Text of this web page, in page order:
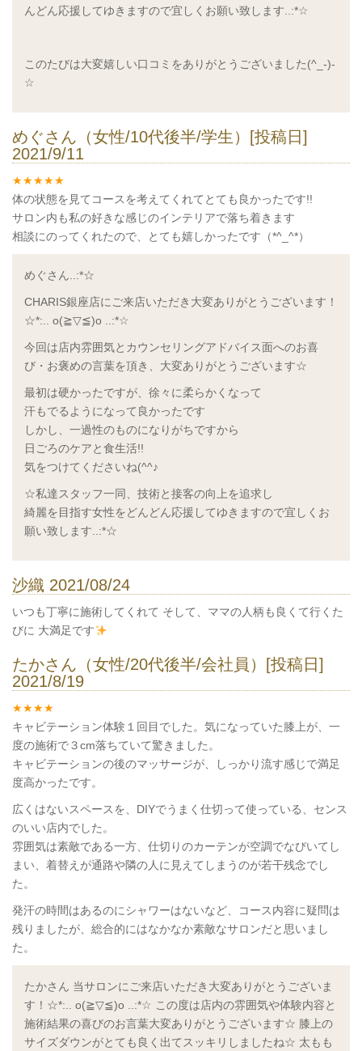
んどん応援してゆきますので宜しくお願い致します..:*☆
このたびは大変嬉しい口コミをありがとうございました(^_-)-
☆
めぐさん（女性/10代後半/学生）[投稿日]
2021/9/11
体の状態を見てコースを考えてくれてとても良かったです!!
サロン内も私の好きな感じのインテリアで落ち着きます
相談にのってくれたので、とても嬉しかったです（*^_^*）
めぐさん..:*☆
CHARIS銀座店にご来店いただき大変ありがとうございます！
☆*:.. o(≧▽≦)o ..:*☆
今回は店内雰囲気とカウンセリングアドバイス面へのお喜
び・お褒めの言葉を頂き、大変ありがとうございます☆
最初は硬かったですが、徐々に柔らかくなって
汗もでるようになって良かったです
しかし、一過性のものになりがちですから
日ごろのケアと食生活!!
気をつけてくださいね(^^♪
☆私達スタッフ一同、技術と接客の向上を追求し
綺麗を目指す女性をどんどん応援してゆきますので宜しくお
願い致します..:*☆
沙織 2021/08/24
いつも丁寧に施術してくれて そして、ママの人柄も良くて行くた
びに 大満足です
たかさん（女性/20代後半/会社員）[投稿日]
2021/8/19
キャビテーション体験１回目でした。気になっていた膝上が、一
度の施術で３cm落ちていて驚きました。
キャビテーションの後のマッサージが、しっかり流す感じで満足
度高かったです。
広くはないスペースを、DIYでうまく仕切って使っている、センス
のいい店内でした。
雰囲気は素敵である一方、仕切りのカーテンが空調でなびいてし
まい、着替えが通路や隣の人に見えてしまうのが若干残念でし
た。
発汗の時間はあるのにシャワーはないなど、コース内容に疑問は
残りましたが、総合的にはなかなか素敵なサロンだと思いまし
た。
たかさん 当サロンにご来店いただき大変ありがとうございま
す！☆*:.. o(≧▽≦)o ..:*☆ この度は店内の雰囲気や体験内容と
施術結果の喜びのお言葉大変ありがとうございます☆ 膝上の
サイズダウンがとても良く出てスッキリしましたね☆ 太もも